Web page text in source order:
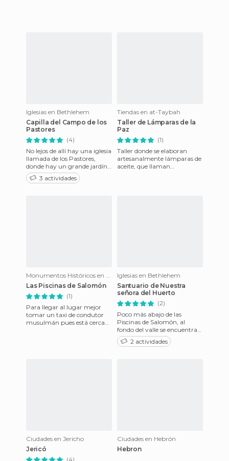
Iglesias en Bethlehem
Capilla del Campo de los
Pastores
(4)
No lejos de allí hay una iglesia
llamada de los Pastores,
donde hay un grande jardín
y todo está cuidadosamente
cerrado por un mur
3 actividades
Tiendas en at-Taybah
Taller de Lámparas de la
Paz
(1)
Taller donde se elaboran
artesanalmente lámparas de
aceite, que llaman
Monumentos Históricos en Bethlehem
Las Piscinas de Salomón
(1)
Para llegar al lugar mejor
tomar un taxi de condutor
musulmán pues está cerca
Iglesias en Bethlehem
Santuario de Nuestra
señora del Huerto
(2)
Poco más abajo de las
Piscinas de Salomón, al
fondo del valle se encuentra
la población de Urtas (Ortás
ó Artás =Jardín, Huerto…),
2 actividades
Ciudades en Jericho
Jericó
(4)
Ciudades en Hebrón
Hebron